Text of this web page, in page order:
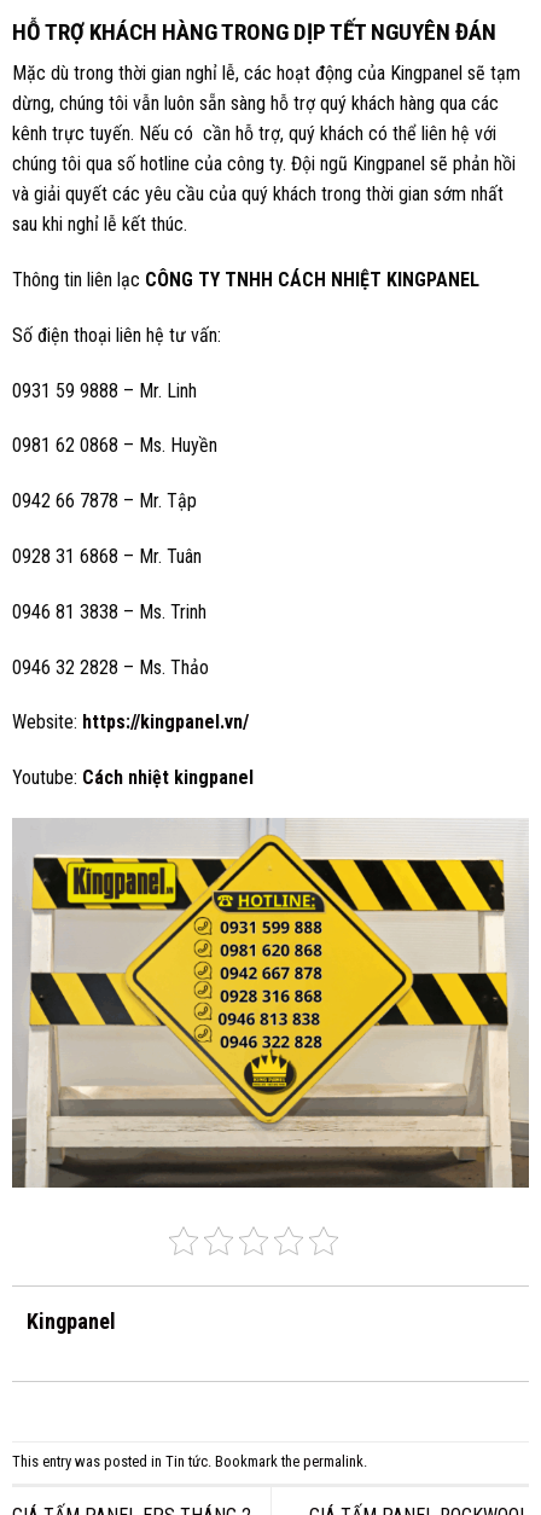
HỖ TRỢ KHÁCH HÀNG TRONG DỊP TẾT NGUYÊN ĐÁN
Mặc dù trong thời gian nghỉ lễ, các hoạt động của Kingpanel sẽ tạm
dừng, chúng tôi vẫn luôn sẵn sàng hỗ trợ quý khách hàng qua các
kênh trực tuyến. Nếu có cần hỗ trợ, quý khách có thể liên hệ với
chúng tôi qua số hotline của công ty. Đội ngũ Kingpanel sẽ phản hồi
và giải quyết các yêu cầu của quý khách trong thời gian sớm nhất
sau khi nghỉ lễ kết thúc.
Thông tin liên lạc CÔNG TY TNHH CÁCH NHIỆT KINGPANEL
Số điện thoại liên hệ tư vấn:
0931 59 9888 – Mr. Linh
0981 62 0868 – Ms. Huyền
0942 66 7878 – Mr. Tập
0928 31 6868 – Mr. Tuân
0946 81 3838 – Ms. Trinh
0946 32 2828 – Ms. Thảo
Website: https://kingpanel.vn/
Youtube: Cách nhiệt kingpanel
Kingpanel
This entry was posted in Tin tức. Bookmark the permalink.